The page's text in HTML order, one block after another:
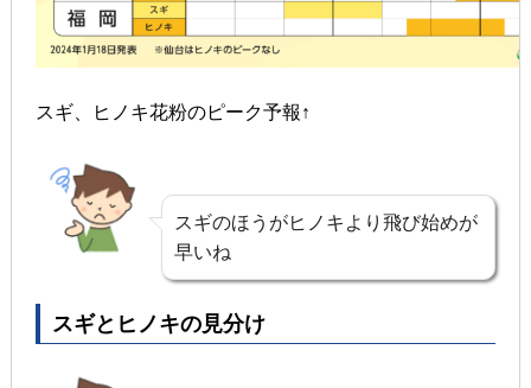
スギ、ヒノキ花粉のピーク予報↑
スギのほうがヒノキより飛び始めが
早いね
スギとヒノキの見分け